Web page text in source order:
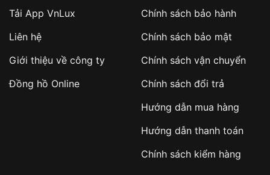
sản phẩm đặc biệt
hàng
Số tiền còn lại thanh toán khi nhận hàng hoặc
✔️ Đảm bảo xử lý đơn hàng nhanh chóng
✔️ Hạn chế tình trạng hủy đơn không mong
Tải App VnLux
Liên hệ
Giới thiệu về công ty
Đồng hồ Online
Chính sách bảo hành
Chính sách bảo mật
Chính sách vận chuyển
Chính sách đổi trả
Hướng dẫn mua hàng
Hướng dẫn thanh toán
Chính sách kiểm hàng